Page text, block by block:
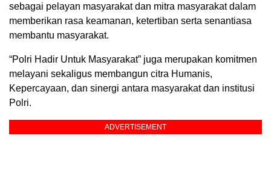
sebagai pelayan masyarakat dan mitra masyarakat dalam
memberikan rasa keamanan, ketertiban serta senantiasa
membantu masyarakat.
“Polri Hadir Untuk Masyarakat” juga merupakan komitmen
melayani sekaligus membangun citra Humanis,
Kepercayaan, dan sinergi antara masyarakat dan institusi
Polri.
ADVERTISEMENT